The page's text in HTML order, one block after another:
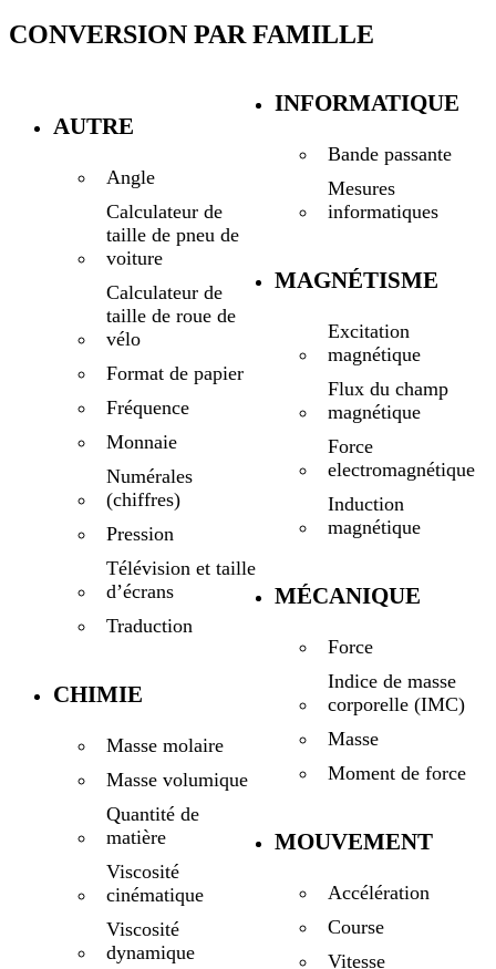
CONVERSION PAR FAMILLE
AUTRE
Angle
Calculateur de
taille de pneu de
voiture
Calculateur de
taille de roue de
vélo
Format de papier
Fréquence
Monnaie
Numérales
(chiffres)
Pression
Télévision et taille
d’écrans
Traduction
CHIMIE
Masse molaire
Masse volumique
Quantité de
matière
Viscosité
cinématique
Viscosité
dynamique
INFORMATIQUE
Bande passante
Mesures
informatiques
MAGNÉTISME
Excitation
magnétique
Flux du champ
magnétique
Force
electromagnétique
Induction
magnétique
MÉCANIQUE
Force
Indice de masse
corporelle (IMC)
Masse
Moment de force
MOUVEMENT
Accélération
Course
Vitesse